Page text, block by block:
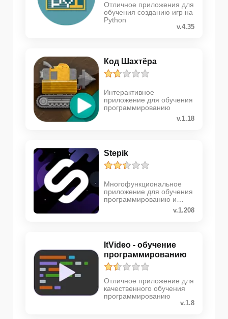
Отличное приложения для
обучения созданию игр на
Python
v.4.35
Код Шахтёра
Интерактивное
приложение для обучения
программированию
v.1.18
Stepik
Многофункциональное
приложение для обучения
программированию и
различным естественным
v.1.208
ItVideo - обучение
программированию
Отличное приложение для
качественного обучения
программированию
v.1.8